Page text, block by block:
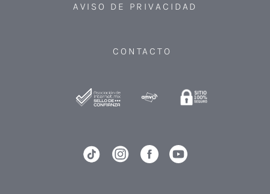
AVISO DE PRIVACIDAD
CONTACTO